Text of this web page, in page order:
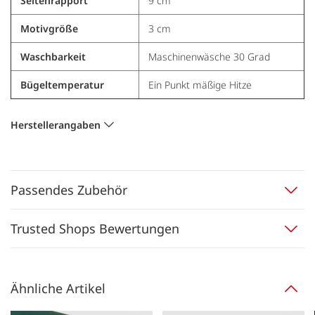
Motivgröße 3 cm
Waschbarkeit Maschinenwäsche 30 Grad
Bügeltemperatur Ein Punkt mäßige Hitze
Herstellerangaben
Passendes Zubehör
Trusted Shops Bewertungen
Ähnliche Artikel